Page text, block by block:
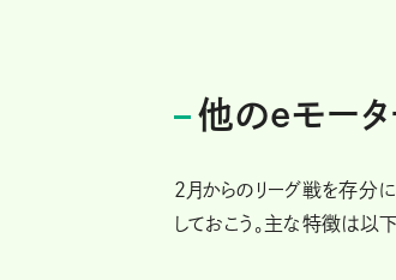
他のeモー
2月からのリーグ戦を存分
しておこう。主な特徴は以